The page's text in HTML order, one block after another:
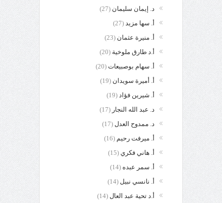
د. إيمان سليمان (27)
أ. سها مزيد (27)
أ. منيرة عثمان (23)
أ.د طارق ملوخية (20)
أ. سهام بوصبيعات (20)
أ. أميرة سويدان (19)
أ. شيرين فؤاد (19)
د. عبد الله النجار (17)
د. ممدوح العدل (17)
أ. ميرفت رحيم (16)
أ. هاني فكري (15)
أ. سمر عبده (14)
أ. نانسي نبيل (14)
أ.د تحية عبد العال (14)